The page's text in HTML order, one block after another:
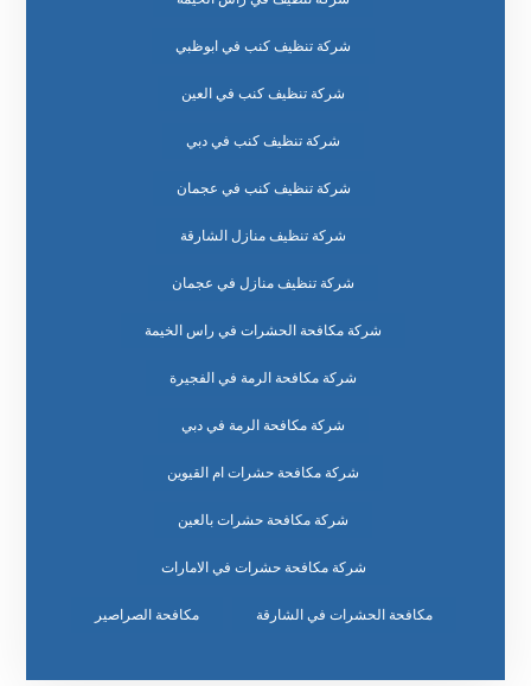
شركة تنظيف كنب في ابوظبي
شركة تنظيف كنب في العين
شركة تنظيف كنب في دبي
شركة تنظيف كنب في عجمان
شركة تنظيف منازل الشارقة
شركة تنظيف منازل في عجمان
شركة مكافحة الحشرات في راس الخيمة
شركة مكافحة الرمة في الفجيرة
شركة مكافحة الرمة في دبي
شركة مكافحة حشرات ام القيوين
شركة مكافحة حشرات بالعين
شركة مكافحة حشرات في الامارات
مكافحة الحشرات في الشارقة مكافحة الصراصير